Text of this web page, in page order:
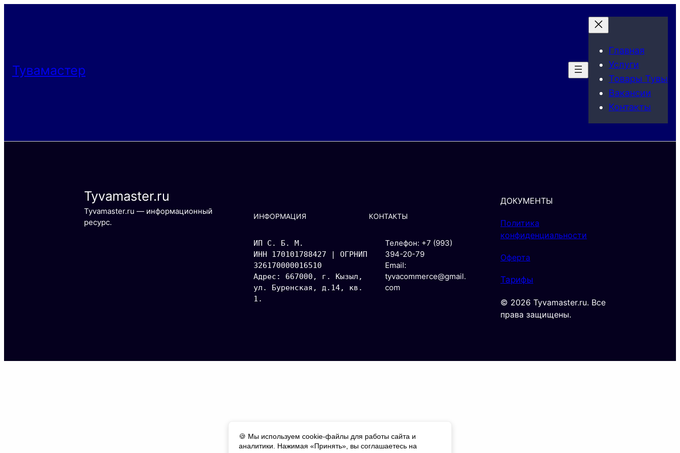
Тувамастер
Главная
Услуги
Товары Тувы
Вакансии
Контакты
Tyvamaster.ru
Tyvamaster.ru — информационный
ресурс.
🍪 Мы используем cookie-файлы для работы сайта и
аналитики. Нажимая «Принять», вы соглашаетесь на
ИНФОРМАЦИЯ
ИП С. Б. М.
ИНН 170101788427 | ОГРНИП
326170000016510
Адрес: 667000, г. Кызыл,
ул. Буренская, д.14, кв.
1.
КОНТАКТЫ
Телефон: +7 (993)
394-20-79
Email:
tyvacommerce@gmail.
com
ДОКУМЕНТЫ
Политика
конфиденциальности
Оферта
Тарифы
© 2026 Tyvamaster.ru. Все
права защищены.